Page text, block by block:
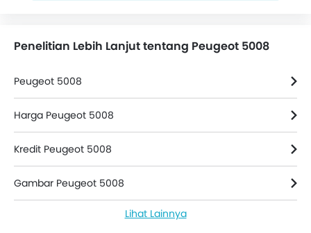
Penelitian Lebih Lanjut tentang Peugeot 5008
Peugeot 5008
Harga Peugeot 5008
Kredit Peugeot 5008
Gambar Peugeot 5008
Lihat Lainnya